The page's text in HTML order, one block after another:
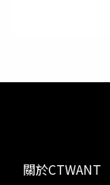
關於CTWANT